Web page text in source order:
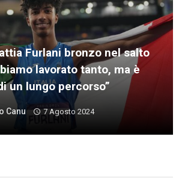
Furlani bronzo nel salto
lavorato tanto, ma è
un lungo percorso”
Canu 7 Agosto 2024